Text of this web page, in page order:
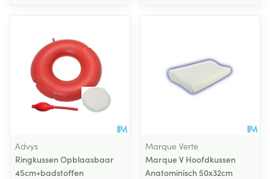
Advys
Ringkussen Opblaasbaar
45cm+badstoffen
Marque Verte
Marque V Hoofdkussen
Anatominisch 50x32cm